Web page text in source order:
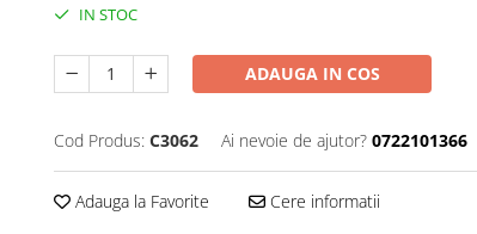
IN STOC
ADAUGA IN COS
Cod Produs: C3062 Ai nevoie de ajutor? 0722101366
Adauga la Favorite Cere informatii